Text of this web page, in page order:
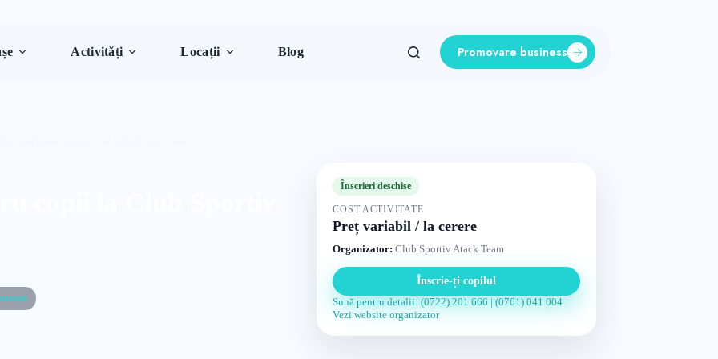
Activități Locații Blog Promovare business
Înscrieri deschise
COST ACTIVITATE
Preț variabil / la cerere
Organizator: Club Sportiv Atack Team
Înscrie-ți copilul
Sună pentru detalii: (0722) 201 666 | (0761) 041 004
Vezi website organizator